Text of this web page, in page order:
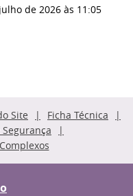
de 2026 às 11:05
Site
Ficha Técnica